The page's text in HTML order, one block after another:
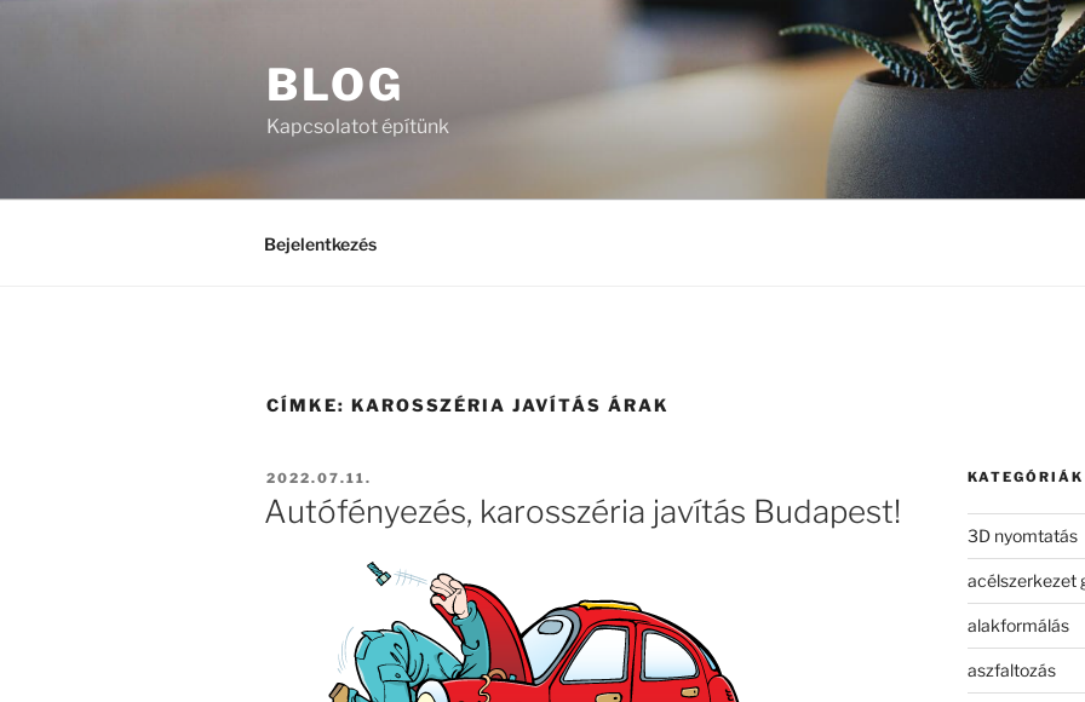
BLOG
Kapcsolatot építünk
Bejelentkezés
CÍMKE: KAROSSZÉRIA JAVÍTÁS ÁRAK
BEKÜLDVE:
2022.07.11.
Autófényezés, karosszéria javítás Budapest!
KATEGÓRIÁK
3D nyomtatás
acélszerkezet
alakformálás
aszfaltozás